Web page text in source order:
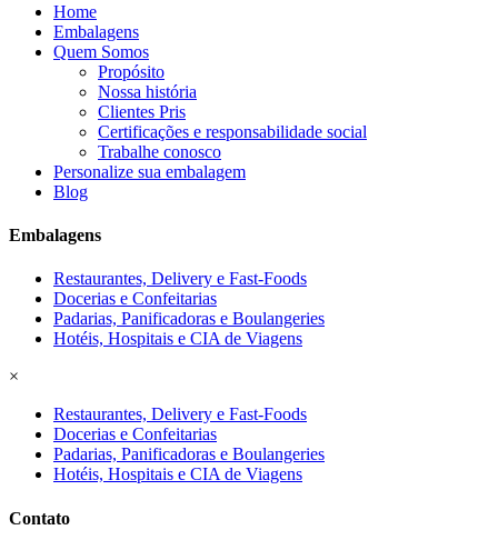
Home
Embalagens
Quem Somos
Propósito
Nossa história
Clientes Pris
Certificações e responsabilidade social
Trabalhe conosco
Personalize sua embalagem
Blog
Embalagens
Restaurantes, Delivery e Fast-Foods
Docerias e Confeitarias
Padarias, Panificadoras e Boulangeries
Hotéis, Hospitais e CIA de Viagens
×
Restaurantes, Delivery e Fast-Foods
Docerias e Confeitarias
Padarias, Panificadoras e Boulangeries
Hotéis, Hospitais e CIA de Viagens
Contato